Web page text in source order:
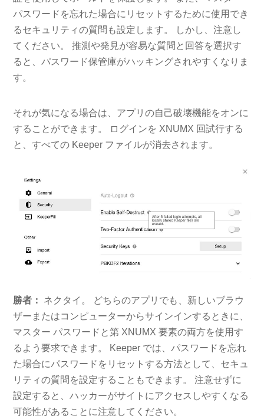
パスワードを忘れた場合にリセットするために使用でき
るセキュリティの質問も設定します。 しかし、注意し
てください。 推測や発見が容易な質問と回答を選択す
ると、パスワード保管庫がハッキングされやすくなりま
す。
それが気になる場合は、アプリの自己破壊機能をオンに
することができます。 ログインを XNUMX 回試行する
と、すべての Keeper ファイルが消去されます。
勝者：
ネクタイ。 どちらのアプリでも、新しいブラウ
ザーまたはコンピューターからサインインするときに、
マスター パスワードと第 XNUMX 要素の両方を使用す
るよう要求できます。 Keeper では、パスワードを忘れ
た場合にパスワードをリセットする方法として、セキュ
リティの質問を設定することもできます。 注意せずに
設定すると、ハッカーがサイトにアクセスしやすくなる
可能性があることに注意してください。